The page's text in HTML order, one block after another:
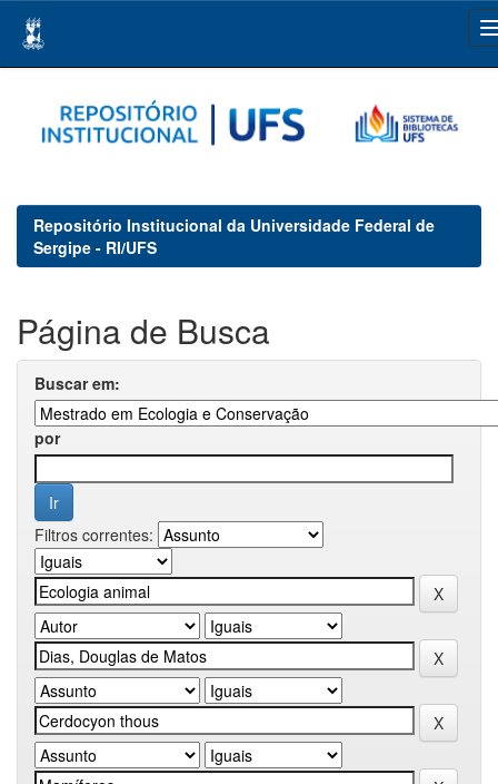
navigation
Repositório Institucional da Universidade Federal de
Sergipe - RI/UFS
Página de Busca
Buscar em:
por
Filtros correntes: